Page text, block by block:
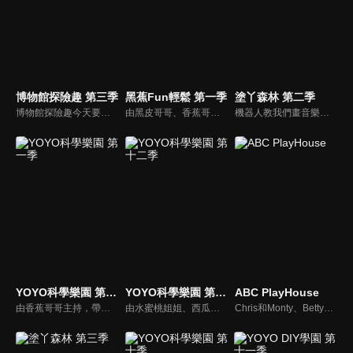
博物館探險趣 第三季 黑蕉Fun輕鬆 第一季
由黑皮哥哥、香蕉哥哥及草莓姐姐共同主持。帶著孩子與黑皮哥哥一同冒險旅行、一起來聽香蕉哥哥講故事、再到草莓姐姐的音樂教室裡，與草莓一起唱出好聲音。
塗丫森林 第二季
YOYO科學樂園 第一季
由香蕉哥哥主持，帶領小朋友學習簡單的科學知識。
YOYO科學樂園 第十二季
由水蜜桃姐姐、西瓜哥哥主持，帶領小朋友學習簡單的科學知識。
ABC PlayHouse
Chris和Monty、Betty用肢體語言和戲劇演出，與小朋友互動，教導孩子日常生活中熟悉的英語單字和句型。